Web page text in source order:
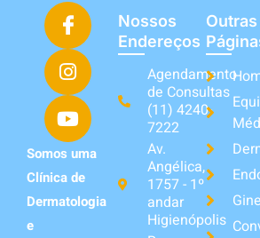
Somos uma
Clínica de
Dermatologia
e
Nossos
Endereços
Agendamento
de Consultas
(11) 4240-
7222
Av.
Angélica,
1757 - 1º
andar
Higienópolis
Outras